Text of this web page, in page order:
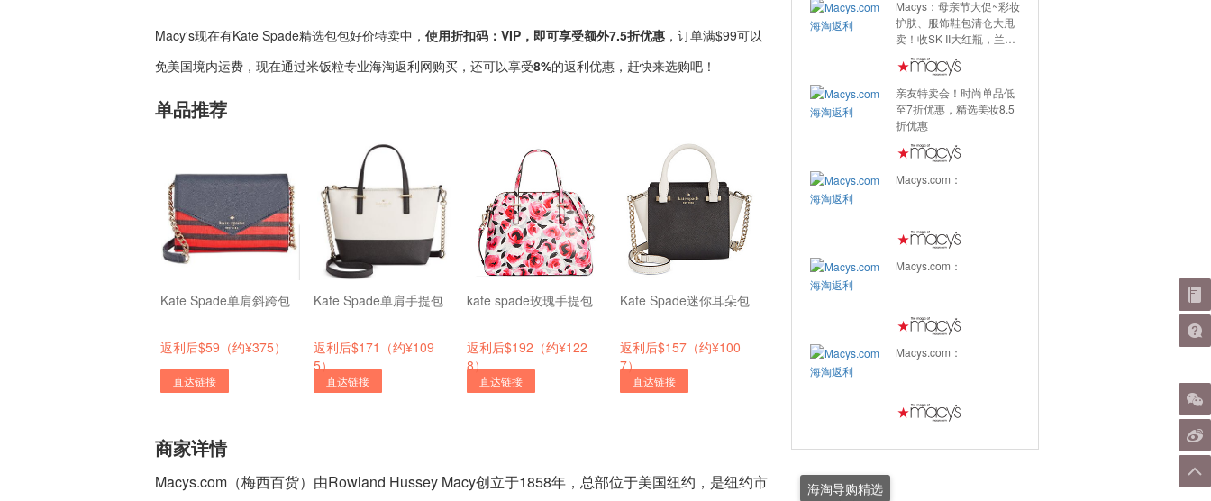
Macy's现在有Kate Spade精选包包好价特卖中， 使用折扣码：VIP，即可享受额外7.5折优惠 ，订单满$99可以
免美国境内运费，现在通过米饭粒专业海淘返利网购买，还可以享受8%的返利优惠，赶快来选购吧！
单品推荐
Kate Spade单肩斜跨包
返利后$59（约¥375）
直达链接
Kate Spade单肩手提包
返利后$171（约¥109
5）
直达链接
kate spade玫瑰手提包
返利后$192（约¥122
8）
直达链接
Kate Spade迷你耳朵包
返利后$157（约¥100
7）
直达链接
商家详情
Macys.com（梅西百货）由Rowland Hussey Macy创立于1858年，总部位于美国纽约，是纽约市
Macys：母亲节大促~彩妆
护肤、服饰鞋包清仓大甩
卖！收SK II大红瓶，兰蔻
粉水、拉夫劳伦超多款式
不到50美金、Kipling包包
有好价~
亲友特卖会！时尚单品低
至7折优惠，精选美妆8.5
折优惠
Macys.com：
Macys.com：
Macys.com：
海淘导购精选